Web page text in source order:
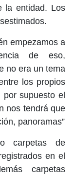
la entidad. Los
empezamos a
de eso,
no era un tema
los propios
supuesto el
nos tendrá que
panoramas”
carpetas de
en el
carpetas